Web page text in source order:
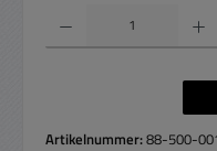
Produkt Anzahl: Gib den
Artikelnummer:88-500-